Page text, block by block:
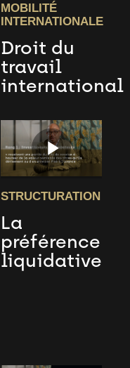
MOBILITÉ
INTERNATIONALE
Droit du
travail
international
STRUCTURATION
La
préférence
liquidative